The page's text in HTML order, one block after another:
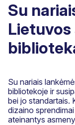
Su
Su nariais
bibliotekoje ir
bei jo standartais.
dizaino
ateinantys